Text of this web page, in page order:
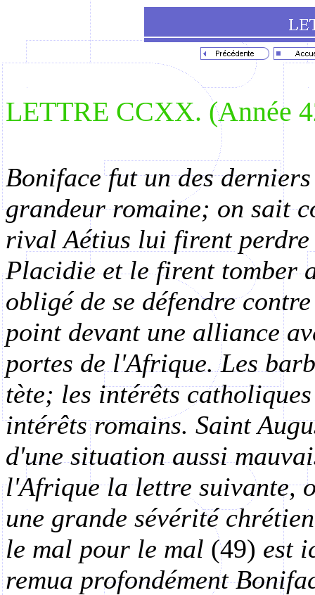
LETTRE CCXX. (Année
Boniface fut un des
grandeur romaine; on sait
rival Aétius lui firent
Placidie et le firent tomber
obligé de se défendre
point devant une alliance
portes de l'Afrique. Les
tète; les intérêts
intérêts romains. Saint
d'une situation aussi
l'Afrique la lettre suivante,
une grande sévérité
le mal pour le mal (49) est
remua profondément